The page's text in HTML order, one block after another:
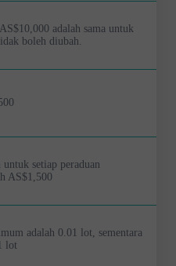
adalah sama untuk
boleh diubah.
untuk setiap peraduan
AS$1,500
adalah 0.01 lot, sementara
lot